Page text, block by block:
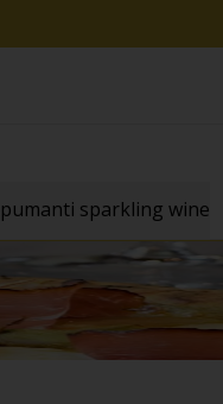
sparkling wine